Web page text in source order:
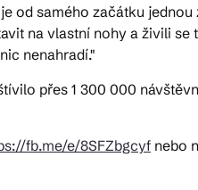
od samého začátku
na vlastní nohy a živili
nenahradí."
přes 1 300 000
fb.me/e/8SFZbgcyf nebo